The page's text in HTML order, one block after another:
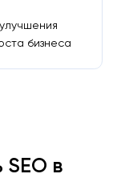
бизнеса
в